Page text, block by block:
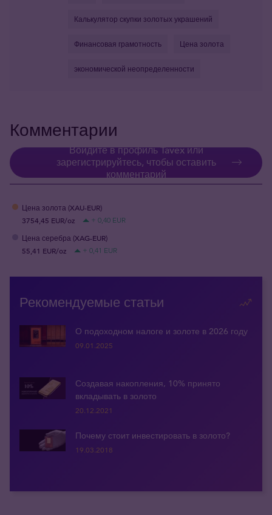
Калькулятор скупки золотых украшений
Финансовая грамотность Цена золота
экономической неопределенности
Комментарии
Войдите в профиль Tavex или
зарегистрируйтесь, чтобы оставить
комментарий
Цена золота (XAU-EUR)
3754,45 EUR/oz
+ 0,40 EUR
Цена серебра (XAG-EUR)
55,41 EUR/oz
+ 0,41 EUR
Рекомендуемые статьи
О подоходном налоге и золоте в 2026 году
09.01.2025
Создавая накопления, 10% принято
вкладывать в золото
20.12.2021
Почему стоит инвестировать в золото?
19.03.2018